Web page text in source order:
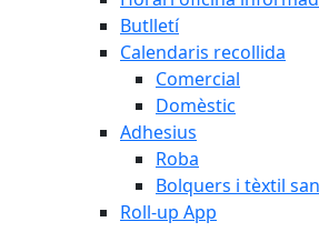
Butlletí
Calendaris recollida
Comercial
Domèstic
Adhesius
Roba
Bolquers i tèxtil
Roll-up App